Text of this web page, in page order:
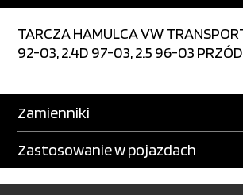
TARCZA HAMULCA VW
92-03, 2.4D 97-03, 2.5 96-03 PRZÓD
Zamienniki
Zastosowanie w pojazdach